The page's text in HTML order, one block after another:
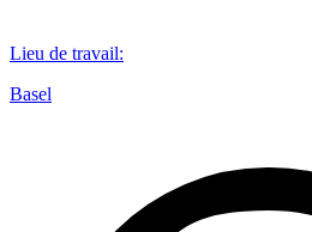
Lieu de travail:
Basel